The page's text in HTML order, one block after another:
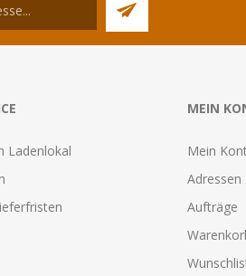
Ladenlokal
MEIN
Mein
Adressen
Aufträge